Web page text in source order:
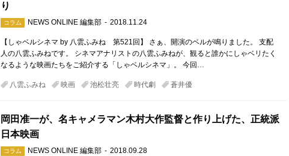
り
コラム NEWS ONLINE 編集部 2018.11.24
【しゃベルシネマ by 八雲ふみね 第521回】 さぁ、開演のベルが鳴りました。 支配
人の八雲ふみねです。 シネマアナリストの八雲ふみねが、観ると誰かにしゃベリたく
なるような映画たちをご紹介する「しゃベルシネマ」。 今回…
八雲ふみね 映画 池松壮亮 時代劇 蒼井優
岡田准一が、名キャメラマン木村大作監督と作り上げた、正統派
日本映画
コラム NEWS ONLINE 編集部 2018.09.28